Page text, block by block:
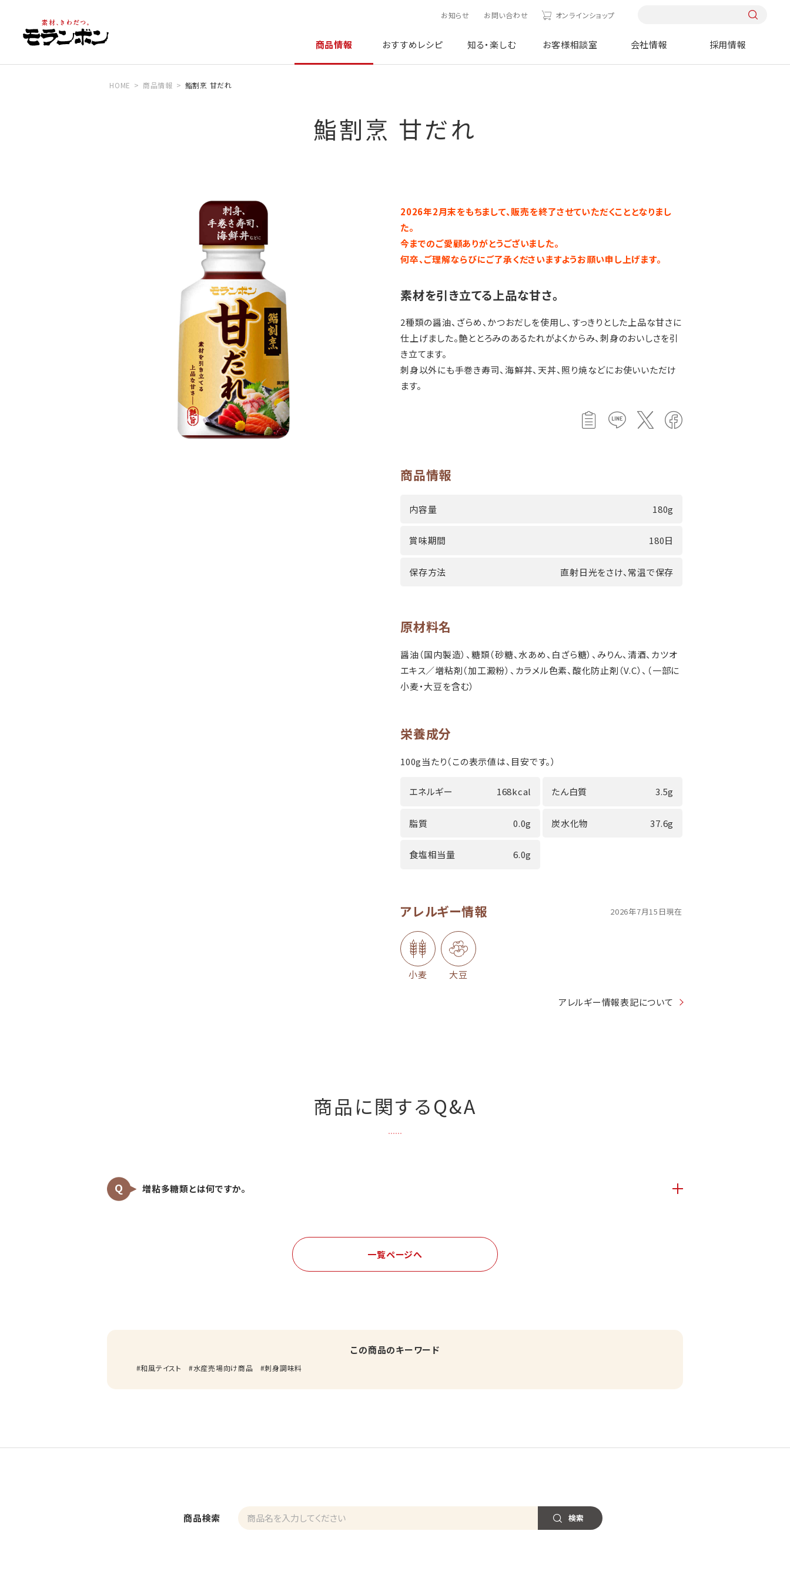
お知らせ お問い合わせ オンラインショップ
商品情報 おすすめレシピ 知る・楽しむ お客様相談室 会社情報 採用情報
HOME 商品情報 鮨割烹 甘だれ
鮨割烹 甘だれ
2026年2月末をもちまして、販売を終了させていただくこととなりまし
た。
今までのご愛顧ありがとうございました。
何卒、ご理解ならびにご了承くださいますようお願い申し上げます。
素材を引き立てる上品な甘さ。
2種類の醤油、ざらめ、かつおだしを使用し、すっきりとした上品な甘さに
仕上げました。艶ととろみのあるたれがよくからみ、刺身のおいしさを引
き立てます。
刺身以外にも手巻き寿司、海鮮丼、天丼、照り焼などにお使いいただけ
ます。
商品情報
内容量 180g
賞味期間 180日
保存方法 直射日光をさけ、常温で保存
原材料名
醤油（国内製造）、糖類（砂糖、水あめ、白ざら糖）、みりん、清酒、カツオ
エキス／増粘剤（加工澱粉）、カラメル色素、酸化防止剤（V.C）、（一部に
小麦・大豆を含む）
栄養成分
100g当たり（この表示値は、目安です。）
エネルギー 168kcal たん白質 3.5g
脂質 0.0g 炭水化物 37.6g
食塩相当量 6.0g
アレルギー情報 2026年7月15日現在
小麦 大豆
アレルギー情報表記について
商品に関するQ&A
増粘多糖類とは何ですか。
一覧ページへ
この商品のキーワード
和風テイスト 水産売場向け商品 刺身調味料
商品検索